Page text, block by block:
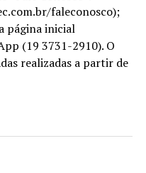
faleconosco);
página inicial
(19 3731-2910). O
realizadas a partir de